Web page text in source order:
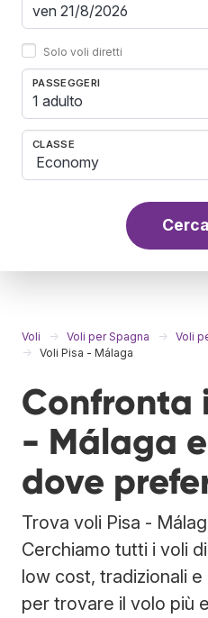
Solo voli diretti
PASSEGGERI
1 adulto
CLASSE
Voli Voli per Spagna
Voli
Voli Pisa - Málaga
Confronta
- Málaga
dove
Trova voli Pisa -
Cerchiamo tutti i voli
low cost, tradizionali
per trovare il volo più